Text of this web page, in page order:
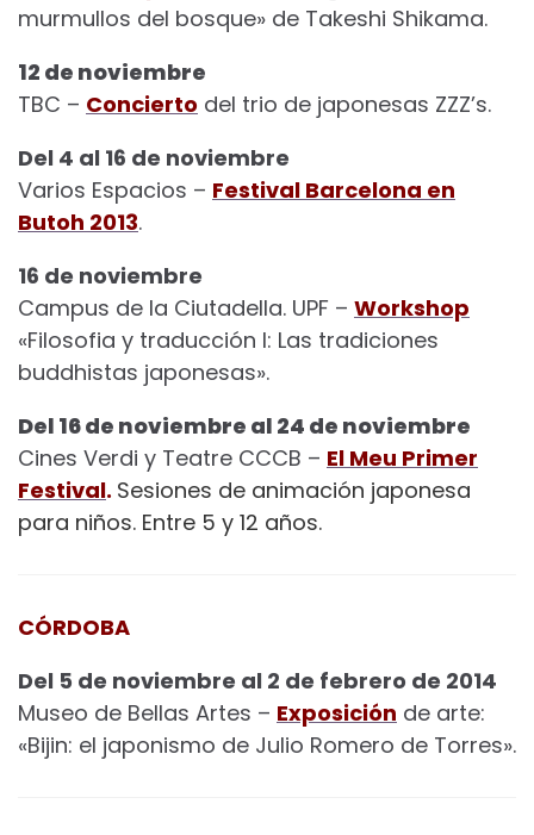
murmullos del bosque» de Takeshi Shikama.
12 de noviembre
TBC – Concierto del trio de japonesas ZZZ’s.
Del 4 al 16 de noviembre
Varios Espacios – Festival Barcelona en
Butoh 2013.
16 de noviembre
Campus de la Ciutadella. UPF – Workshop
«Filosofia y traducción I: Las tradiciones
buddhistas japonesas».
Del 16 de noviembre al 24 de noviembre
Cines Verdi y Teatre CCCB – El Meu Primer
Festival. Sesiones de animación japonesa
para niños. Entre 5 y 12 años.
CÓRDOBA
Del 5 de noviembre al 2 de febrero de 2014
Museo de Bellas Artes – Exposición de arte:
«Bijin: el japonismo de Julio Romero de Torres».